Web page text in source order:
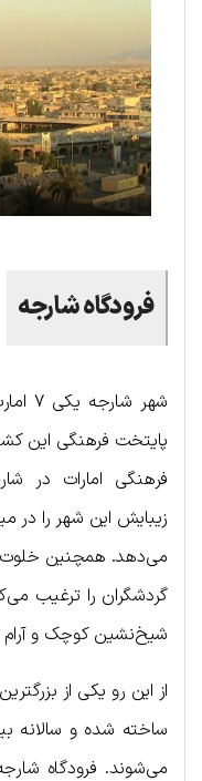
فرودگاه شارجه
شهر
پایتخت فرهنگی این
فرهنگی امارات در
زیبایش این شهر را در
می‌دهد. همچنین
گردشگران را ترغیب
شیخ‌نشین کوچک و آرام
از این رو یکی از
می‌شوند. فرودگاه